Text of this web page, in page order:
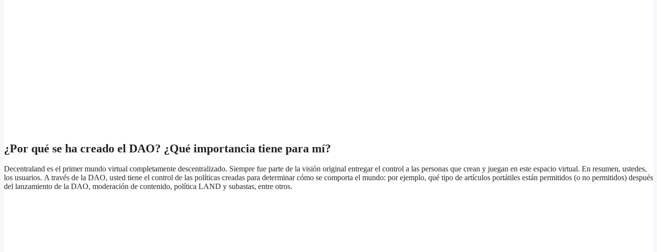
¿Por qué se ha creado el DAO? ¿Qué importancia tiene para mí?
Decentraland es el primer mundo virtual completamente descentralizado. Siempre fue parte de la visión original entregar el control a las personas que crean y juegan en este espacio virtual. En resumen, ustedes,
los usuarios. A través de la DAO, usted tiene el control de las políticas creadas para determinar cómo se comporta el mundo: por ejemplo, qué tipo de artículos portátiles están permitidos (o no permitidos) después
del lanzamiento de la DAO, moderación de contenido, política LAND y subastas, entre otros.